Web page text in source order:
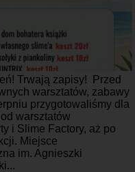
Trwają zapisy! Przed
warsztatów, zabawy
przygotowaliśmy dla
warsztatów
i Slime Factory, aż po
Miejsce
im. Agnieszki